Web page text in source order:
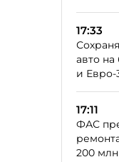
17:33
авто на
и Евро-
17:11
ФАС
200 млн